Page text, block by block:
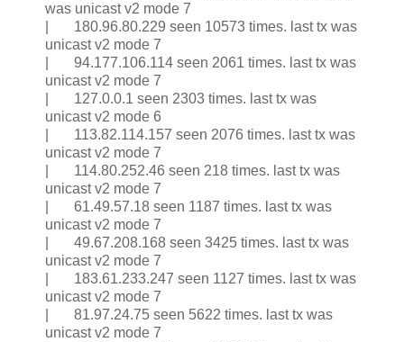
was unicast v2 mode 7
| 180.96.80.229 seen 10573 times. last tx was
unicast v2 mode 7
| 94.177.106.114 seen 2061 times. last tx was
unicast v2 mode 7
| 127.0.0.1 seen 2303 times. last tx was
unicast v2 mode 6
| 113.82.114.157 seen 2076 times. last tx was
unicast v2 mode 7
| 114.80.252.46 seen 218 times. last tx was
unicast v2 mode 7
| 61.49.57.18 seen 1187 times. last tx was
unicast v2 mode 7
| 49.67.208.168 seen 3425 times. last tx was
unicast v2 mode 7
| 183.61.233.247 seen 1127 times. last tx was
unicast v2 mode 7
| 81.97.24.75 seen 5622 times. last tx was
unicast v2 mode 7